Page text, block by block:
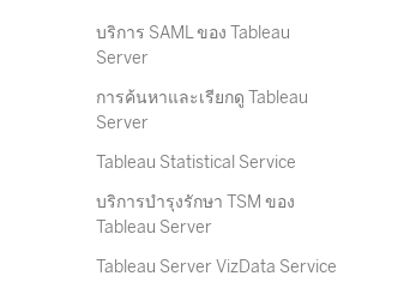
บริการ SAML ของ Tableau
Server
การค้นหาและเรียกดู Tableau
Server
Tableau Statistical Service
บริการบำรุงรักษา TSM ของ
Tableau Server
Tableau Server VizData Service